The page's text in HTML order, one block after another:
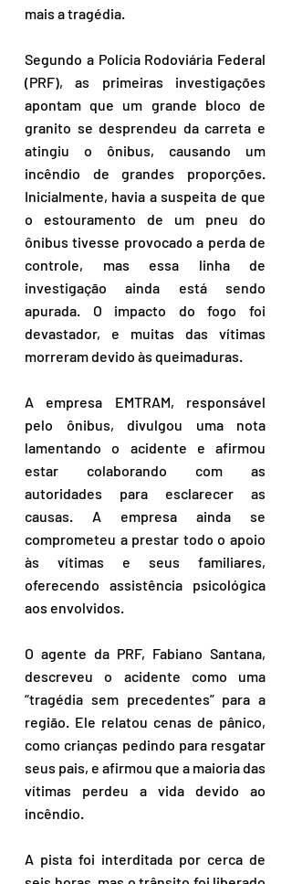
mais a tragédia.
Segundo a Polícia Rodoviária Federal
(PRF), as primeiras investigações
apontam que um grande bloco de
granito se desprendeu da carreta e
atingiu o ônibus, causando um
incêndio de grandes proporções.
Inicialmente, havia a suspeita de que
o estouramento de um pneu do
ônibus tivesse provocado a perda de
controle, mas essa linha de
investigação ainda está sendo
apurada. O impacto do fogo foi
devastador, e muitas das vítimas
morreram devido às queimaduras.
A empresa EMTRAM, responsável
pelo ônibus, divulgou uma nota
lamentando o acidente e afirmou
estar colaborando com as
autoridades para esclarecer as
causas. A empresa ainda se
comprometeu a prestar todo o apoio
às vítimas e seus familiares,
oferecendo assistência psicológica
aos envolvidos.
O agente da PRF, Fabiano Santana,
descreveu o acidente como uma
“tragédia sem precedentes” para a
região. Ele relatou cenas de pânico,
como crianças pedindo para resgatar
seus pais, e afirmou que a maioria das
vítimas perdeu a vida devido ao
incêndio.
A pista foi interditada por cerca de